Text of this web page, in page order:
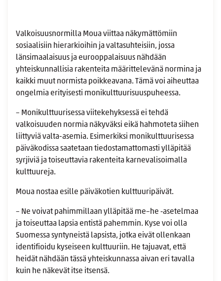
Valkoisuusnormilla Moua viittaa näkymättömiin
sosiaalisiin hierarkioihin ja valtasuhteisiin, jossa
länsimaalaisuus ja eurooppalaisuus nähdään
yhteiskunnallisia rakenteita määrittelevänä normina ja
kaikki muut normista poikkeavana. Tämä voi aiheuttaa
ongelmia erityisesti monikulttuurisuuspuheessa.
– Monikulttuurisessa viitekehyksessä ei tehdä
valkoisuuden normia näkyväksi eikä hahmoteta siihen
liittyviä valta-asemia. Esimerkiksi monikulttuurisessa
päiväkodissa saatetaan tiedostamattomasti ylläpitää
syrjiviä ja toiseuttavia rakenteita karnevalisoimalla
kulttuureja.
Moua nostaa esille päiväkotien kulttuuripäivät.
– Ne voivat pahimmillaan ylläpitää me–he ‑asetelmaa
ja toiseuttaa lapsia entistä pahemmin. Kyse voi olla
Suomessa syntyneistä lapsista, jotka eivät ollenkaan
identifioidu kyseiseen kulttuuriin. He tajuavat, että
heidät nähdään tässä yhteiskunnassa aivan eri tavalla
kuin he näkevät itse itsensä.